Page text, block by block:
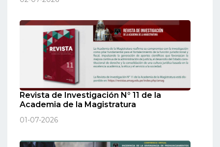
Revista de Investigación N° 11 de la
Academia de la Magistratura
01-07-2026